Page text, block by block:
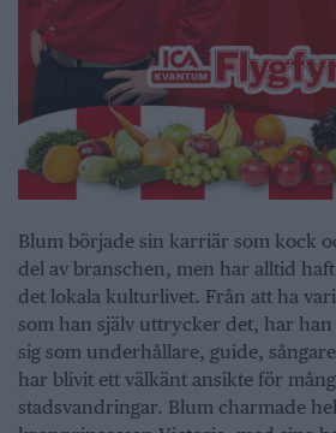
Blum började sin karriär som kock
del av branschen, men har alltid
det lokala kulturlivet. Från att ha
som han själv uttrycker det, har han
sig som underhållare, guide,
har blivit ett välkänt ansikte för
stadsvandringar. Blum charmade